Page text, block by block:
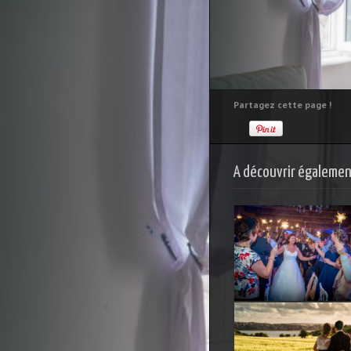
Partagez cette page !
A découvrir